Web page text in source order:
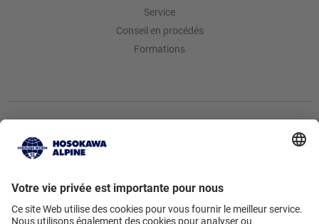
Service
Conseil en procédés
Formations
Hosokawa Alpine AG
Peter-Doerfler-Str. 13 – 25 • 86199
Augsburg • Germany